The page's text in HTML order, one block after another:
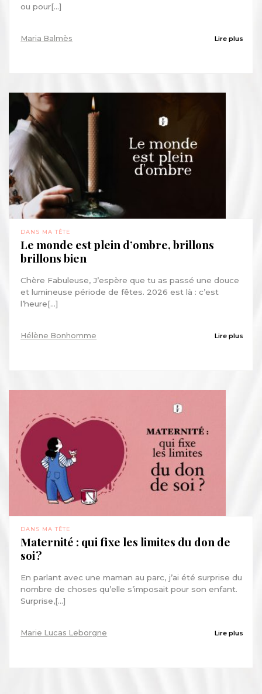
ou pour[...]
Maria Balmès Lire plus
DANS MA TÊTE
Le monde est plein d’ombre, brillons
brillons bien
Chère Fabuleuse, J’espère que tu as passé une douce
et lumineuse période de fêtes. 2026 est là : c’est
l’heure[...]
Hélène Bonhomme Lire plus
DANS MA TÊTE
Maternité : qui fixe les limites du don de
soi ?
En parlant avec une maman au parc, j’ai été surprise du
nombre de choses qu’elle s’imposait pour son enfant.
Surprise,[...]
Marie Lucas Leborgne Lire plus